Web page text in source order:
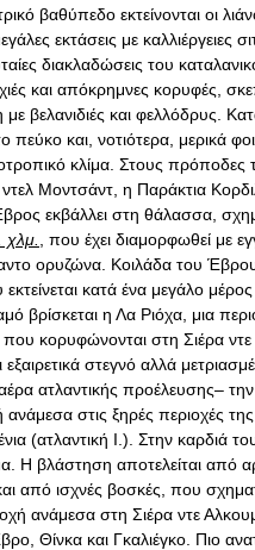
βαθύπεδο εκτείνονται οι
εκτάσεις με καλλιέργειες
διακλαδώσεις του
και απόκρημνες κορυφές,
βελανιδιές και φελλόδρυς.
πεύκο και, νοτιότερα, μερικά
κλίμα. Στους πρόποδες
Μοντσάντ, η Παράκτια
εκβάλλει στη θάλασσα,
χλμ.
, που έχει διαμορφωθεί με
ορυζώνα. Κοιλάδα του
κατά ένα μεγάλο
βρίσκεται η Λα Ριόχα, μια
κορυφώνονται στη Σιέρα ντε
εξαιρετικά στεγνό αλλά
ατλαντικής προέλευσης–
ανάμεσα στις ξηρές περιοχές
(ατλαντική Ι.). Στην καρδιά
Η βλάστηση αποτελείται από
από ισχνές βοσκές, που
ανάμεσα στη Σιέρα ντε
Θίνκα και Γκαλιέγκο. Πιο